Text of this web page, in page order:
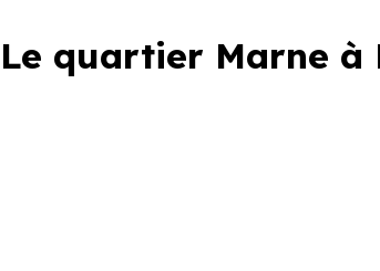
Le quartier Marne à